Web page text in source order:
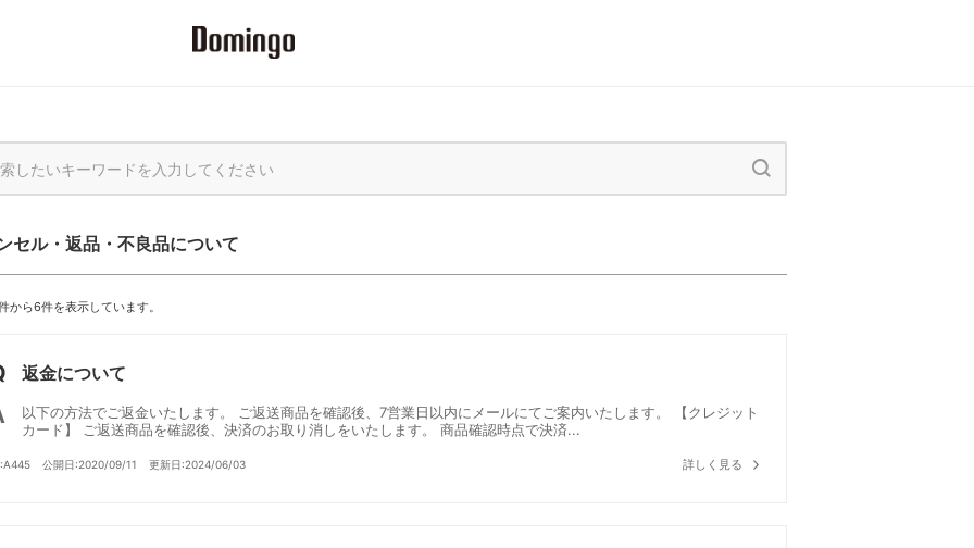
セル・返品・不良品について
から6件を表示しています。
返金について
以下の方法でご返金いたします。 ご返送商品を確認後、7営業日以内にメールにてご案内いたします。 【クレジット
カード】 ご返送商品を確認後、決済のお取り消しをいたします。 商品確認時点で決済...
公開日:2020/09/11 更新日:2024/06/03 詳しく見る